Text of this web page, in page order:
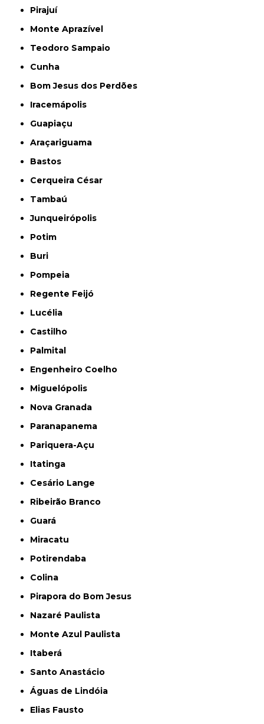
Pirajuí
Monte Aprazível
Teodoro Sampaio
Cunha
Bom Jesus dos Perdões
Iracemápolis
Guapiaçu
Araçariguama
Bastos
Cerqueira César
Tambaú
Junqueirópolis
Potim
Buri
Pompeia
Regente Feijó
Lucélia
Castilho
Palmital
Engenheiro Coelho
Miguelópolis
Nova Granada
Paranapanema
Pariquera-Açu
Itatinga
Cesário Lange
Ribeirão Branco
Guará
Miracatu
Potirendaba
Colina
Pirapora do Bom Jesus
Nazaré Paulista
Monte Azul Paulista
Itaberá
Santo Anastácio
Águas de Lindóia
Elias Fausto